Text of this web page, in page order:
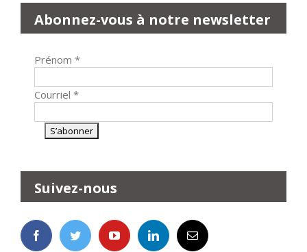
Abonnez-vous à notre newsletter
Prénom *
Courriel *
Suivez-nous